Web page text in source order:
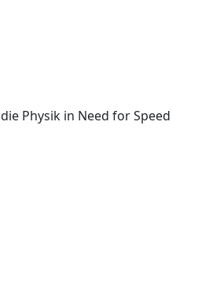
Physik in Need for Speed